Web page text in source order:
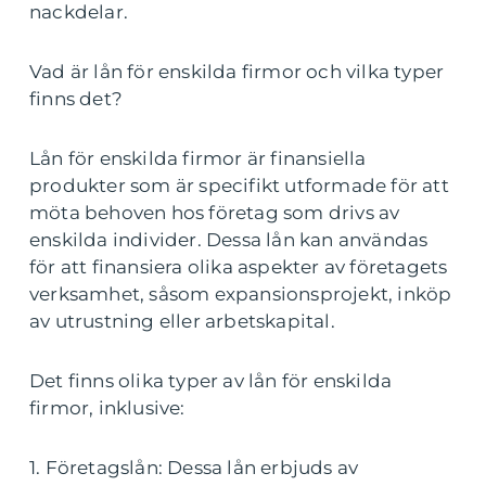
nackdelar.
Vad är lån för enskilda firmor och vilka typer
finns det?
Lån för enskilda firmor är finansiella
produkter som är specifikt utformade för att
möta behoven hos företag som drivs av
enskilda individer. Dessa lån kan användas
för att finansiera olika aspekter av företagets
verksamhet, såsom expansionsprojekt, inköp
av utrustning eller arbetskapital.
Det finns olika typer av lån för enskilda
firmor, inklusive:
1. Företagslån: Dessa lån erbjuds av